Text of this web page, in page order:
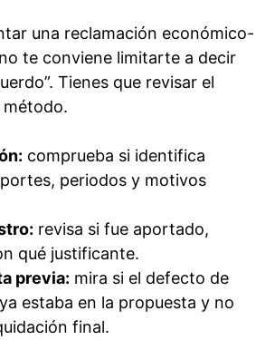
una reclamación económico-
te conviene limitarte a decir
Tienes que revisar el
comprueba si identifica
periodos y motivos
revisa si fue aportado,
qué justificante.
previa: mira si el defecto de
estaba en la propuesta y no
final.